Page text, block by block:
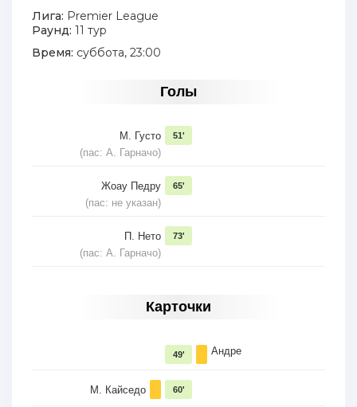
Лига: Premier League
Раунд: 11 тур
Время: суббота, 23:00
Голы
М. Густо
(пас: А. Гарначо)
51'
Жоау Педру
(пас: не указан)
65'
П. Нето
(пас: А. Гарначо)
73'
Карточки
Андре
49'
М. Кайседо 60'